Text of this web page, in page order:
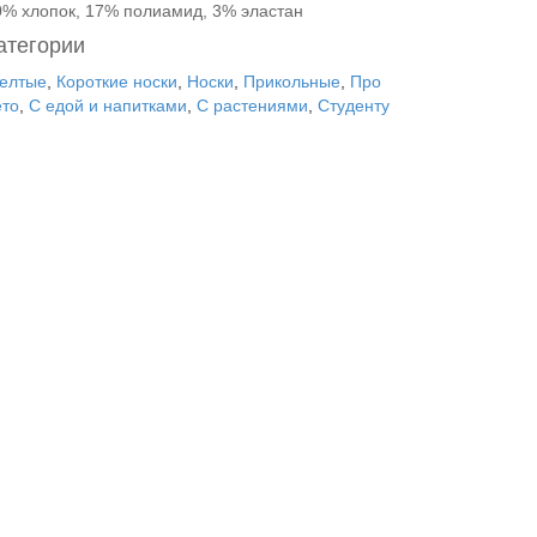
хлопок, 17% полиамид, 3% эластан
Короткие носки Носки Прикольные
Про
С едой и напитками С растениями Студенту